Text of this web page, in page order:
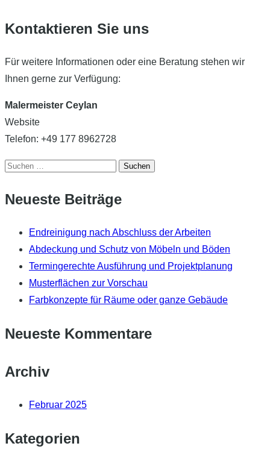
Kontaktieren Sie uns
Für weitere Informationen oder eine Beratung stehen wir
Ihnen gerne zur Verfügung:
Malermeister Ceylan
Website
Telefon: +49 177 8962728
Suchen
Neueste Beiträge
Endreinigung nach Abschluss der Arbeiten
Abdeckung und Schutz von Möbeln und Böden
Termingerechte Ausführung und Projektplanung
Musterflächen zur Vorschau
Farbkonzepte für Räume oder ganze Gebäude
Neueste Kommentare
Archiv
Februar 2025
Kategorien